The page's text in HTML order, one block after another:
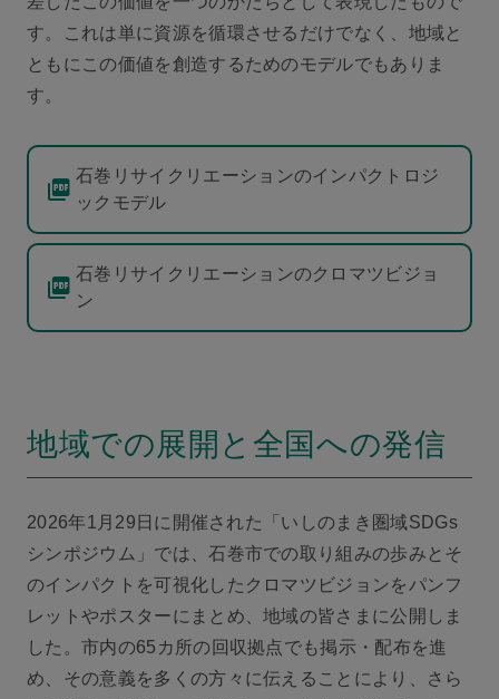
す。これは単に資源を循環させるだけでなく、地域と
ともにこの価値を創造するためのモデルでもありま
す。
石巻リサイクリエーションのインパクトロジ
ックモデル
石巻リサイクリエーションのクロマツビジョ
ン
地域での展開と全国への発信
2026年1月29日に開催された「いしのまき圏域SDGs
シンポジウム」では、石巻市での取り組みの歩みとそ
のインパクトを可視化したクロマツビジョンをパンフ
レットやポスターにまとめ、地域の皆さまに公開しま
した。市内の65カ所の回収拠点でも掲示・配布を進
め、その意義を多くの方々に伝えることにより、さら